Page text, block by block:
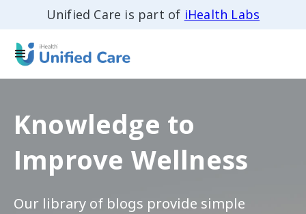
Unified Care is part of iHealth Labs
Knowledge to
Improve Wellness
Our library of blogs provide simple